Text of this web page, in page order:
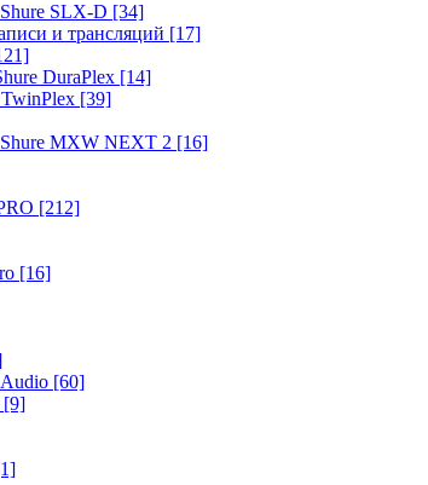
SLX-D [34]
и трансляций [17]
DuraPlex [14]
[39]
MXW NEXT 2 [16]
[212]
[16]
[60]
[9]